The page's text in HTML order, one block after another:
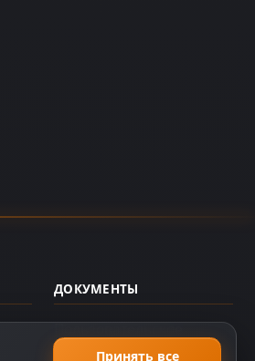
ДОКУМЕНТЫ
Пользовательское
соглашение
Принять все